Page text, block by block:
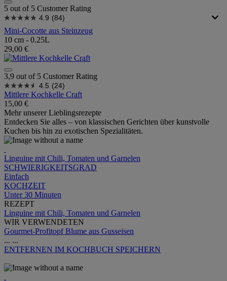
5 out of 5 Customer Rating
4.9 (84)
Mini-Cocotte aus Steinzeug
10 cm - 0.25L
29,00 €
3,9 out of 5 Customer Rating
4.5 (24)
Mittlere Kochkelle Craft
15,00 €
Mehr unserer Lieblingsrezepte
Entdecken Sie alles – von klassischen Gerichten über kunstvolle
Kuchen bis hin zu exotischen Spezialitäten.
Linguine mit Chili, Tomaten und Garnelen
SCHWIERIGKEITSGRAD
Einfach
KOCHZEIT
Unter 30 Minuten
REZEPT
Linguine mit Chili, Tomaten und Garnelen
WIR VERWENDETEN
Gourmet-Profitopf Blume aus Gusseisen
... ...
ENTFERNEN IM KOCHBUCH SPEICHERN